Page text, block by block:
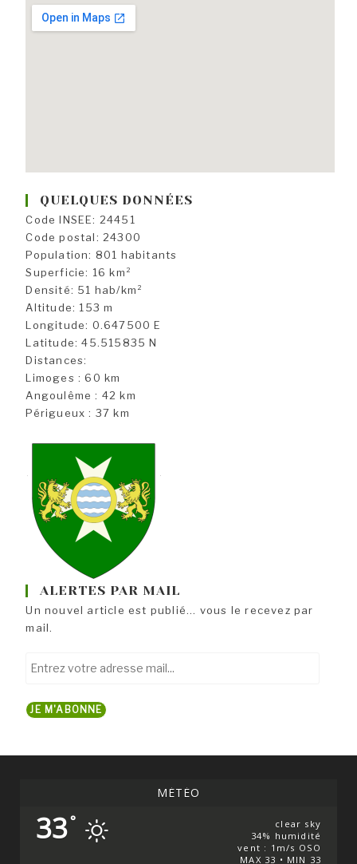
QUELQUES DONNÉES
Code INSEE: 24451
Code postal: 24300
Population: 801 habitants
Superficie: 16 km²
Densité: 51 hab/km²
Altitude: 153 m
Longitude: 0.647500 E
Latitude: 45.515835 N
Distances:
Limoges : 60 km
Angoulême : 42 km
Périgueux : 37 km
ALERTES PAR MAIL
Un nouvel article est publié... vous le recevez par
mail.
mail...
JE M'ABONNE
MÉTÉO
33°
clear sky
34% humidité
vent : 1m/s OSO
MAX 33 • MIN 33